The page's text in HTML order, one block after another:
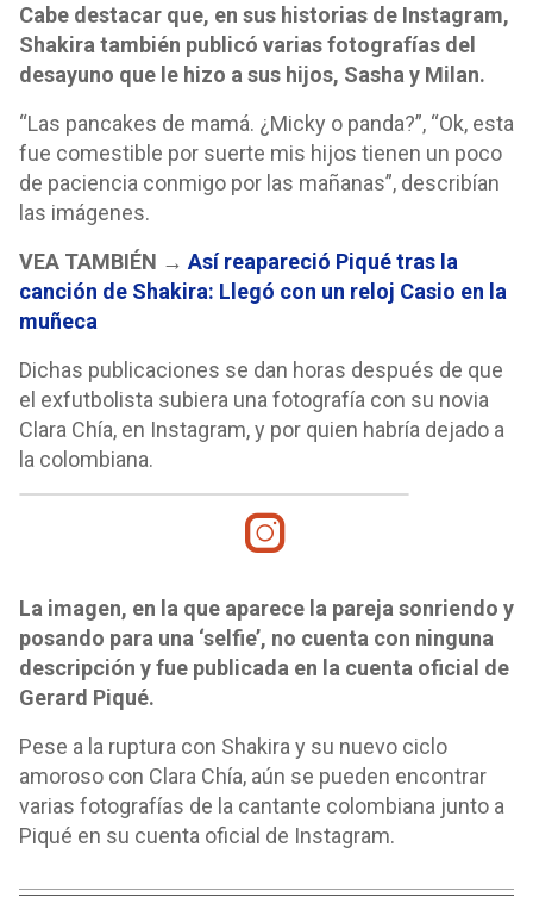
Cabe destacar que, en sus historias de Instagram,
Shakira también publicó varias fotografías del
desayuno que le hizo a sus hijos, Sasha y Milan.
“Las pancakes de mamá. ¿Micky o panda?”, “Ok, esta
fue comestible por suerte mis hijos tienen un poco
de paciencia conmigo por las mañanas”, describían
las imágenes.
VEA TAMBIÉN → Así reapareció Piqué tras la
canción de Shakira: Llegó con un reloj Casio en la
muñeca
Dichas publicaciones se dan horas después de que
el exfutbolista subiera una fotografía con su novia
Clara Chía, en Instagram, y por quien habría dejado a
la colombiana.
La imagen, en la que aparece la pareja sonriendo y
posando para una ‘selfie’, no cuenta con ninguna
descripción y fue publicada en la cuenta oficial de
Gerard Piqué.
Pese a la ruptura con Shakira y su nuevo ciclo
amoroso con Clara Chía, aún se pueden encontrar
varias fotografías de la cantante colombiana junto a
Piqué en su cuenta oficial de Instagram.